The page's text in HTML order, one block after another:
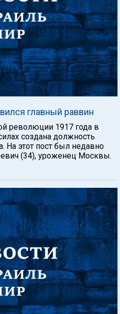
главный раввин
революции 1917 года в
создана должность
На этот пост был недавно
(34), уроженец Москвы.